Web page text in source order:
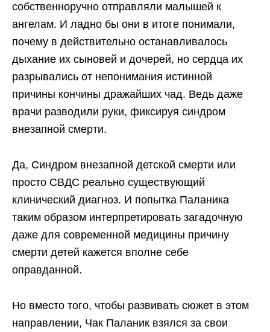
собственноручно отправляли малышей к
ангелам. И ладно бы они в итоге понимали,
почему в действительно останавливалось
дыхание их сыновей и дочерей, но сердца их
разрывались от непонимания истинной
причины кончины дражайших чад. Ведь даже
врачи разводили руки, фиксируя синдром
внезапной смерти.
Да, Синдром внезапной детской смерти или
просто СВДС реально существующий
клинический диагноз. И попытка Паланика
таким образом интерпретировать загадочную
даже для современной медицины причину
смерти детей кажется вполне себе
оправданной.
Но вместо того, чтобы развивать сюжет в этом
направлении, Чак Паланик взялся за свои